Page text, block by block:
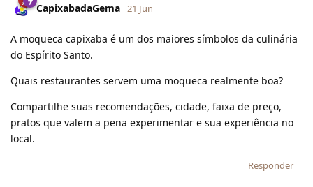
CapixabadaGema 21 Jun
A moqueca capixaba é um dos maiores símbolos da culinária
do Espírito Santo.
Quais restaurantes servem uma moqueca realmente boa?
Compartilhe suas recomendações, cidade, faixa de preço,
pratos que valem a pena experimentar e sua experiência no
local.
Responder